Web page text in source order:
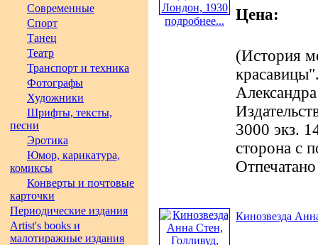
Современные
Спорт
Танец
Театр
Транспорт и техника
Фотографы
Художники
Шрифты, тексты,
песни
Эротика
Юмор, карикатура,
комиксы
Конверты и почтовые
карточки
Периодические издания
Artist's books и
малотиражные издания
подробнее... Цена:
(История
3000 экз.
сторона с
Кинозвезда